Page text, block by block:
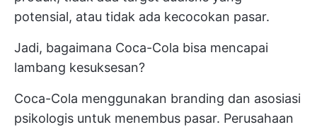
potensial, atau tidak ada kecocokan pasar.
Jadi, bagaimana Coca-Cola bisa mencapai
lambang kesuksesan?
Coca-Cola menggunakan branding dan asosiasi
psikologis untuk menembus pasar. Perusahaan